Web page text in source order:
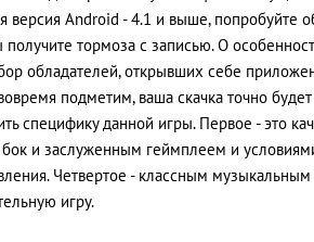
Android - 4.1 и выше, попробуйте
тормоза с записью. О
обладателей, открывших себе
подметим, ваша скачка точно
специфику данной игры. Первое - это
и заслуженным геймплеем и
Четвертое - классным
игру.